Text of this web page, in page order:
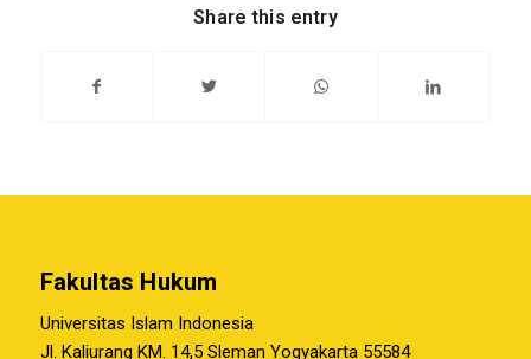
Share this entry
Fakultas Hukum
Universitas Islam Indonesia
Jl. Kaliurang KM. 14,5 Sleman Yogyakarta 55584